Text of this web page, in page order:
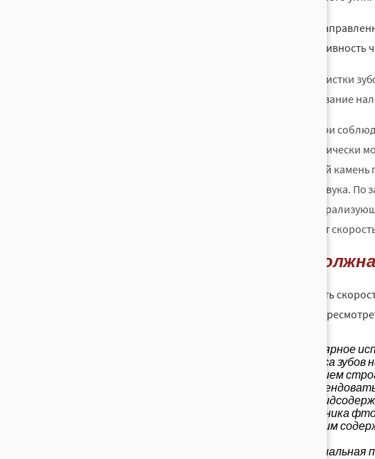
эффективность
После чистки
образование
Даже при
Периодически
и зубной
ультразвука.
снижает
Какой
Чтобы снизить
привычек,
Регулярное
кариеса
наличием
источника
высоким
Официальная